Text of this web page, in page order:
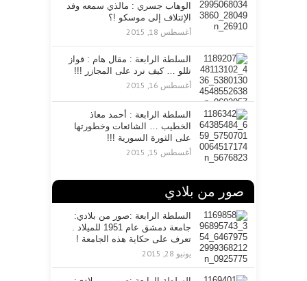
الوهاب جسري : مالذي سمعه وفد
الإئتلاف إلى موسكو !؟
أغسطس 18, 2015
السلطة الرابعة : مقال هام : فواز
تللو … كيف نرد على المجازر !!!
أغسطس 16, 2015
السلطة الرابعة : أحمد معاذ
الخطيب … الشائعات وخطورتها
على الثورة السورية !!!
أغسطس 15, 2015
صور من بلادي
السلطة الرابعة :صور من بلادي:
جامعة دمشق عام 1951 للميلاد .
تعرف على حكاية هذه الجامعة !
يونيو 28, 2015